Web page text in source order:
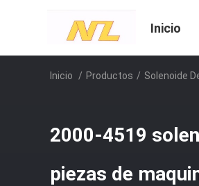
Inicio
Inicio / Productos / Solenoide
2000-4519
piezas de